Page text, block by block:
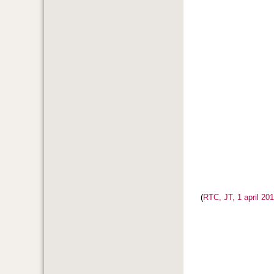
(RTC, JT, 1 april